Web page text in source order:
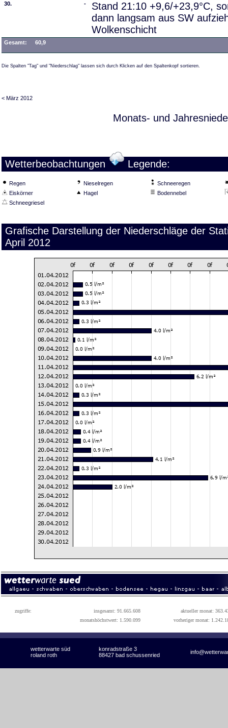
30. -
Stand 21:10 +9,6/+23,9°C,
dann langsam aus SW
Wolkenschicht
Gesamt: 60,9
Die Spalten "Tag" und "Niederschlag" lassen sich durch Klicken auf den Spaltenkopf sortieren.
< März 2012
Monats- und
Wetterbeobachtungen Legende:
Regen Nieselregen
Schneeregen
Eiskörner
Hagel
Bodennebel
Schneegriesel
Grafische Darstellung der Niederschläge der
April 2012
zugriffe: insgesamt: 91.665.608
aktueller monat:
monatshöchstwert: 1.590.099
vorheriger monat:
wetterwarte süd konradstraße 3
roland roth 88427 bad schussenried